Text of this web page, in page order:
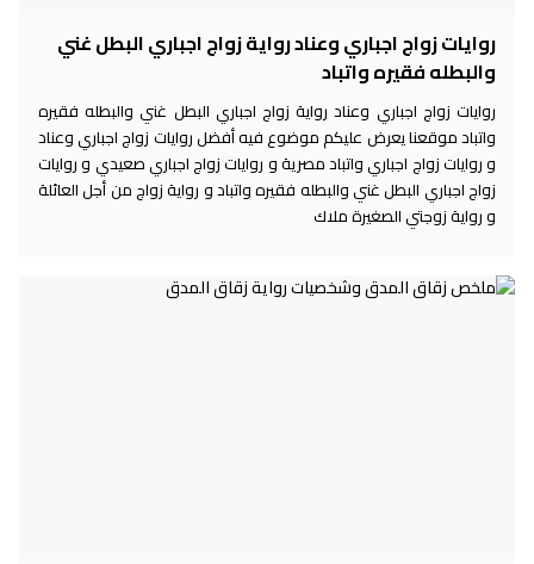
روايات زواج اجباري وعناد رواية زواج اجباري البطل غني
والبطله فقيره واتباد
روايات زواج اجباري وعناد رواية زواج اجباري البطل غني والبطله فقيره
واتباد موقعنا يعرض عليكم موضوع فيه أفضل روايات زواج اجباري وعناد
و روايات زواج اجباري واتباد مصرية و روايات زواج اجباري صعيدي و روايات
زواج اجباري البطل غني والبطله فقيره واتباد و رواية زواج من أجل العائلة
و رواية زوجتي الصغيرة ملاك